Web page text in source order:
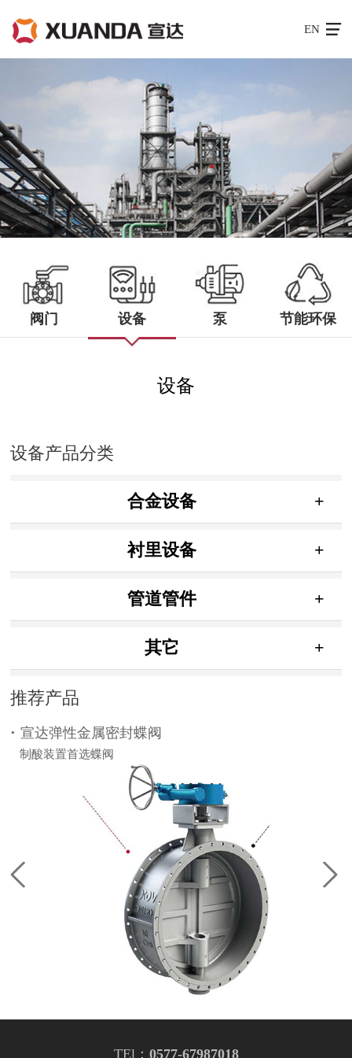
新闻中心
科技研发
销售与网络
EN
阀门 设备 泵 节能环保
设备
设备产品分类
合金设备 +
衬里设备 +
管道管件 +
其它 +
推荐产品
· 宣达弹性金属密封蝶阀
制酸装置首选蝶阀
TEl： 0577-67987018